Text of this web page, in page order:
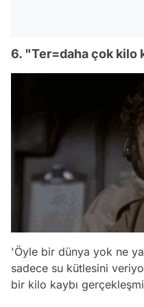
6. "Ter=daha çok kilo
'Öyle bir dünya yok ne
sadece su kütlesini
bir kilo kaybı